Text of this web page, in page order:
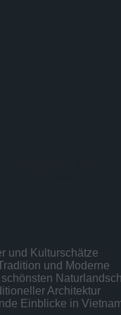
Land mit
sich bereit für eine
und Kulturschätze
und Moderne
Architektur
Einblicke in